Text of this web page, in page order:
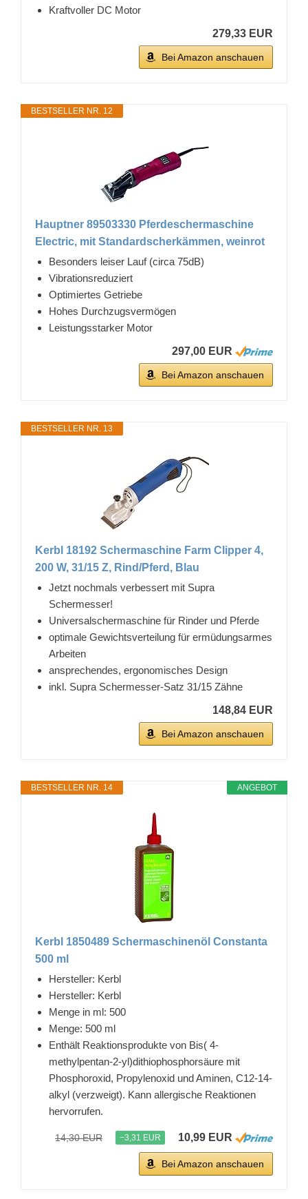
Kraftvoller DC Motor
279,33 EUR
Bei Amazon anschauen
BESTSELLER NR. 12
Hauptner 89503330 Pferdeschermaschine
Electric, mit Standardscherkämmen, weinrot
Besonders leiser Lauf (circa 75dB)
Vibrationsreduziert
Optimiertes Getriebe
Hohes Durchzugsvermögen
Leistungsstarker Motor
297,00 EUR
Bei Amazon anschauen
BESTSELLER NR. 13
Kerbl 18192 Schermaschine Farm Clipper 4,
200 W, 31/15 Z, Rind/Pferd, Blau
Jetzt nochmals verbessert mit Supra
Schermesser!
Universalschermaschine für Rinder und Pferde
optimale Gewichtsverteilung für ermüdungsarmes
Arbeiten
ansprechendes, ergonomisches Design
inkl. Supra Schermesser-Satz 31/15 Zähne
148,84 EUR
Bei Amazon anschauen
ANGEBOT
BESTSELLER NR. 14
Kerbl 1850489 Schermaschinenöl Constanta
500 ml
Hersteller: Kerbl
Hersteller: Kerbl
Menge in ml: 500
Menge: 500 ml
Enthält Reaktionsprodukte von Bis( 4-
methylpentan-2-yl)dithiophosphorsäure mit
Phosphoroxid, Propylenoxid und Aminen, C12-14-
alkyl (verzweigt). Kann allergische Reaktionen
hervorrufen.
14,30 EUR −3,31 EUR 10,99 EUR
Bei Amazon anschauen